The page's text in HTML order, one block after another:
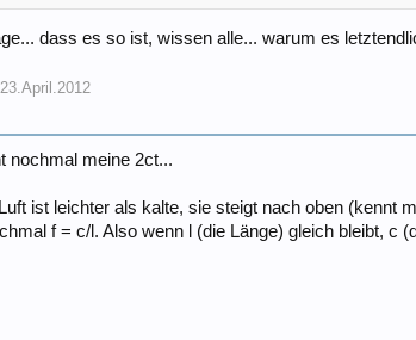
dass es so ist, wissen alle... warum es
23.April.2012
nochmal meine 2ct...
ist leichter als kalte, sie steigt nach oben (kennt
f = c/l. Also wenn l (die Länge) gleich bleibt, c